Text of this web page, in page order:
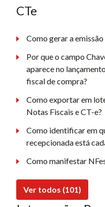
CTe
Como gerar a
Por que o campo
aparece no
fiscal de compra?
Como exportar em
Notas Fiscais e CT-e?
Como identificar em
recepcionada está
Como manifestar
Ver todos (101)